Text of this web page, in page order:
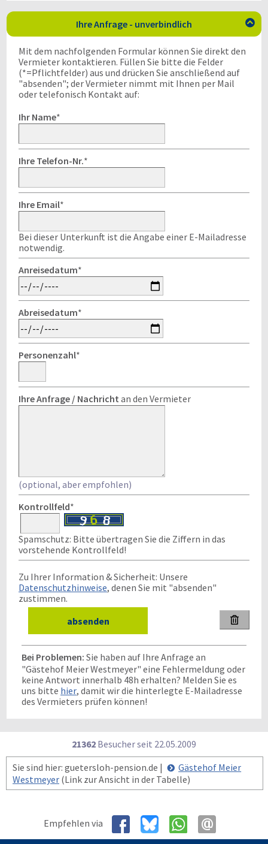
Ihre Anfrage - unverbindlich 
Mit dem nachfolgenden Formular können Sie direkt den
Vermieter kontaktieren. Füllen Sie bitte die Felder
(*=Pflichtfelder) aus und drücken Sie anschließend auf
"absenden"; der Vermieter nimmt mit Ihnen per Mail
oder telefonisch Kontakt auf:
Ihr Name*
Ihre Telefon-Nr.*
Ihre Email*
Bei dieser Unterkunft ist die Angabe einer E-Mailadresse
notwendig.
Anreisedatum*
Abreisedatum*
Personenzahl*
Ihre Anfrage / Nachricht an den Vermieter
(optional, aber empfohlen)
Kontrollfeld*
Spamschutz: Bitte übertragen Sie die Ziffern in das
vorstehende Kontrollfeld!
Zu Ihrer Information & Sicherheit: Unsere
Datenschutzhinweise, denen Sie mit "absenden"
zustimmen.

Bei Problemen: Sie haben auf Ihre Anfrage an
"Gästehof Meier Westmeyer" eine Fehlermeldung oder
keine Antwort innerhalb 48h erhalten? Melden Sie es
uns bitte hier, damit wir die hinterlegte E-Mailadresse
des Vermieters prüfen können!
21362 Besucher seit 22.05.2009
Sie sind hier: guetersloh-pension.de |
Gästehof Meier
Westmeyer (Link zur Ansicht in der Tabelle)
Empfehlen via